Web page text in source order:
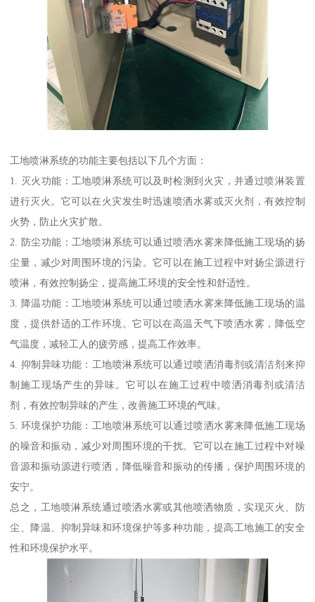
工地喷淋系统的功能主要包括以下几个方面：
1. 灭火功能：工地喷淋系统可以及时检测到火灾，并通过喷淋装置
进行灭火。它可以在火灾发生时迅速喷洒水雾或灭火剂，有效控制
火势，防止火灾扩散。
2. 防尘功能：工地喷淋系统可以通过喷洒水雾来降低施工现场的扬
尘量，减少对周围环境的污染。它可以在施工过程中对扬尘源进行
喷淋，有效控制扬尘，提高施工环境的安全性和舒适性。
3. 降温功能：工地喷淋系统可以通过喷洒水雾来降低施工现场的温
度，提供舒适的工作环境。它可以在高温天气下喷洒水雾，降低空
气温度，减轻工人的疲劳感，提高工作效率。
4. 抑制异味功能：工地喷淋系统可以通过喷洒消毒剂或清洁剂来抑
制施工现场产生的异味。它可以在施工过程中喷洒消毒剂或清洁
剂，有效控制异味的产生，改善施工环境的气味。
5. 环境保护功能：工地喷淋系统可以通过喷洒水雾来降低施工现场
的噪音和振动，减少对周围环境的干扰。它可以在施工过程中对噪
音源和振动源进行喷洒，降低噪音和振动的传播，保护周围环境的
安宁。
总之，工地喷淋系统通过喷洒水雾或其他喷洒物质，实现灭火、防
尘、降温、抑制异味和环境保护等多种功能，提高工地施工的安全
性和环境保护水平。